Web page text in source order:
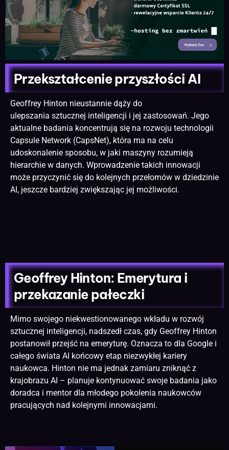
Przekształcenie przyszłości AI
Geoffrey Hinton nieustannie dąży do
ulepszania sztucznej inteligencji i jej zastosowań. Jego
aktualne badania koncentrują się na rozwoju technologii
Capsule Network (CapsNet), która ma na celu
udoskonalenie sposobu, w jaki maszyny rozumieją
hierarchie w danych. Wprowadzenie takich innowacji
może przyczynić się do kolejnych przełomów w dziedzinie
AI, jeszcze bardziej zwiększając jej możliwości.
Geoffrey Hinton: Emerytura i
przekazanie pałeczki
Mimo swojego niekwestionowanego wkładu w rozwój
sztucznej inteligencji, nadszedł czas, gdy Geoffrey Hinton
postanowił przejść na emeryturę. Oznacza to dla Google i
całego świata AI końcowy etap niezwykłej kariery
naukowca. Hinton nie ma jednak zamiaru zniknąć z
krajobrazu AI – planuje kontynuować swoje badania jako
doradca i mentor dla młodego pokolenia naukowców
pracujących nad kolejnymi innowacjami.